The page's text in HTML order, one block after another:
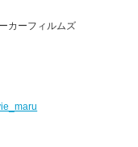
カーフィルムズ